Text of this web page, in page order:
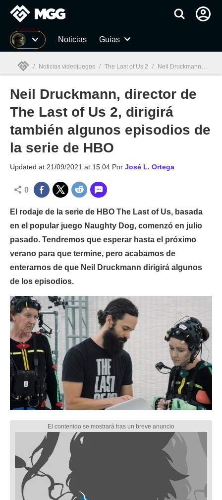
MGG Noticias Guías
MGG
/ Noticias videojuegos / The Last of Us 2 / Neil Druckmann, director de The Last of Us 2, dirigirá también algunos episodios de la serie de HBO
Neil Druckmann, director de
The Last of Us 2, dirigirá
también algunos episodios de
la serie de HBO
Updated at 21/09/2021 at 15:04 Por José L. Ortega
0
El rodaje de la serie de HBO The Last of Us, basada
en el popular juego Naughty Dog, comenzó en julio
pasado. Tendremos que esperar hasta el próximo
verano para que termine, pero acabamos de
enterarnos de que Neil Druckmann dirigirá algunos
de los episodios.